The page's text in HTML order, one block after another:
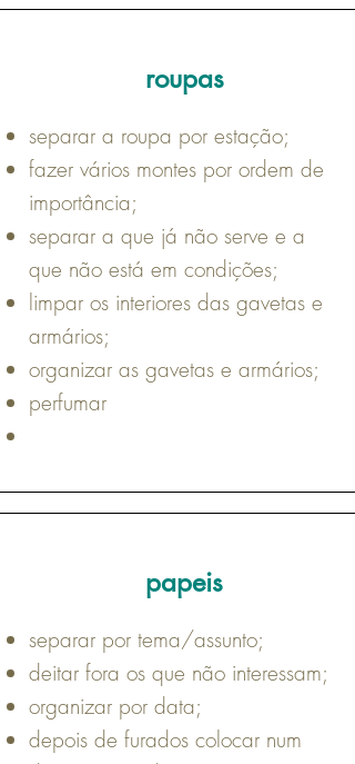
roupas
separar a roupa por estação;
fazer vários montes por ordem de
importância;
separar a que já não serve e a
que não está em condições;
limpar os interiores das gavetas e
armários;
organizar as gavetas e armários;
perfumar
papeis
separar por tema/assunto;
deitar fora os que não interessam;
organizar por data;
depois de furados colocar num